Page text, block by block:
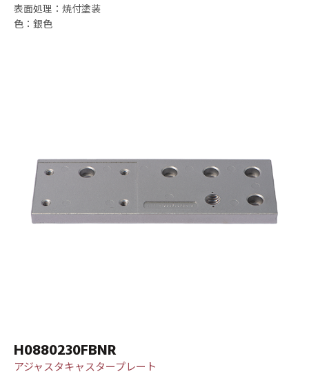
表面処理：焼付塗装
色：銀色
H0880230FBNR
アジャスタキャスタープレート